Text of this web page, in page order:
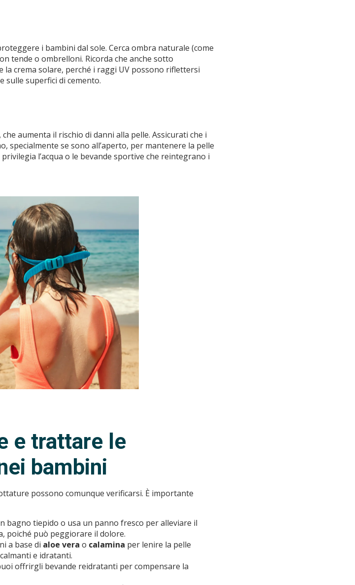
i bambini dal sole. Cerca ombra naturale (come
tende o ombrelloni. Ricorda che anche sotto
crema solare, perché i raggi UV possono riflettersi
sulle superfici di cemento.
aumenta il rischio di danni alla pelle. Assicurati che i
specialmente se sono all’aperto, per mantenere la pelle
l’acqua o le bevande sportive che reintegrano i
e trattare le
bambini
possono comunque verificarsi. È importante
bagno tiepido o usa un panno fresco per alleviare il
poiché può peggiorare il dolore.
a base di aloe vera o calamina per lenire la pelle
e idratanti.
offrirgli bevande reidratanti per compensare la